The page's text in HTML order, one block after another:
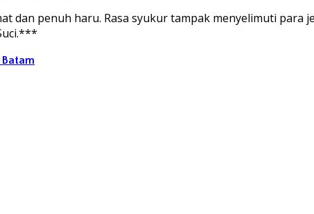
dan penuh haru. Rasa syukur tampak menyelimuti
Batam